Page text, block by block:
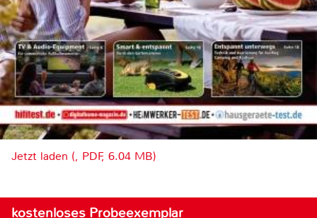
Jetzt laden (, PDF, 6.04 MB)
kostenloses Probeexemplar